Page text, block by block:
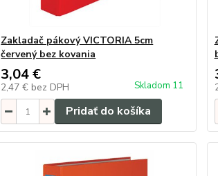
Zakladač pákový VICTORIA 5cm
červený bez kovania
3,04 €
2,47 € bez DPH Skladom 11
Pridať do košíka